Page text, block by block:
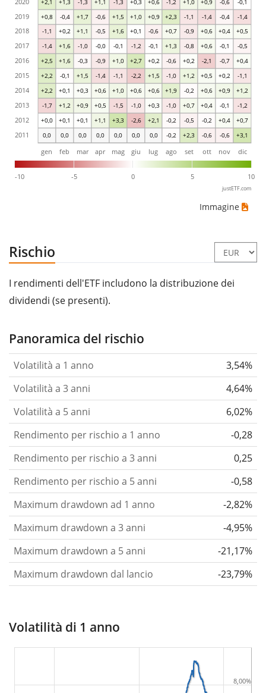
0,0 0,0 0,0 0,0 0,0 0,0 0,0 -0,2 +2,3 -0,6 -0,6 +3,1
+0,0 +0,1 +0,1 +1,1 +3,3 -2,6 +2,1 -0,2 -0,5 -0,2 +0,4 +0,7
-1,7 +1,2 +0,9 +0,5 -1,5 -1,0 +0,3 -1,0 +0,7 +0,4 -0,1 -1,2
+2,2 +0,1 +0,3 +0,6 +1,0 +0,6 +0,6 +1,9 -0,2 +0,6 +0,9 +1,2
+2,2 -0,1 +1,5 -1,4 -1,1 -2,2 +1,5 -1,0 +1,2 +0,5 +0,2 -1,1
+2,5 +1,6 -0,3 -0,9 +1,0 +2,7 +0,2 -0,6 +0,2 -2,1 -0,7 +0,4
-1,4 +1,6 -1,0 -0,0 -0,1 -1,2 -0,1 +1,3 -0,8 +0,6 -0,1 -0,5
-1,1 +0,2 +1,1 -0,5 +1,6 +0,1 -0,6 +0,7 -0,9 +0,6 +0,4 +0,5
+0,8 -0,4 +1,7 -0,6 +1,5 +1,0 +0,9 +2,3 -1,1 -1,4 -0,4 -1,4
+2,1 +1,3 -1,3 +1,1 -1,3 +0,3 +0,6 -1,2 +1,0 +0,9 -0,6 -0,1
-10 -5 0 5 10
gen feb mar apr mag giu lug ago set ott nov dic
2011
2012
2013
2014
2015
2016
2017
2018
2019
justETF.com
Immagine
Rischio
I rendimenti dell'ETF includono la distribuzione dei
dividendi (se presenti).
Panoramica del rischio
Volatilità a 1 anno
3,54%
Volatilità a 3 anni
4,64%
Volatilità a 5 anni
6,02%
Rendimento per rischio a 1 anno
-0,28
Rendimento per rischio a 3 anni
0,25
Rendimento per rischio a 5 anni
-0,58
Maximum drawdown ad 1 anno
-2,82%
Maximum drawdown a 3 anni
-4,95%
Maximum drawdown a 5 anni
-21,17%
Maximum drawdown dal lancio
-23,79%
Volatilità di 1 anno
8,00%